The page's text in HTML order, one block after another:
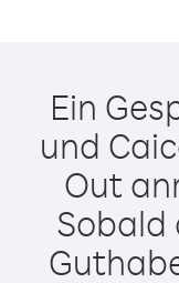
Ein
und
Out
Sobald